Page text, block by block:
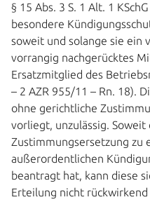
§ 15 Abs. 3 S. 1 Alt. 1
besondere
soweit und solange sie ein
vorrangig nachgerücktes
Ersatzmitglied des
– 2 AZR 955/11 – Rn. 18).
ohne gerichtliche
vorliegt, unzulässig.
Zustimmungsersetzung zu
außerordentlichen
beantragt hat, kann diese
Erteilung nicht